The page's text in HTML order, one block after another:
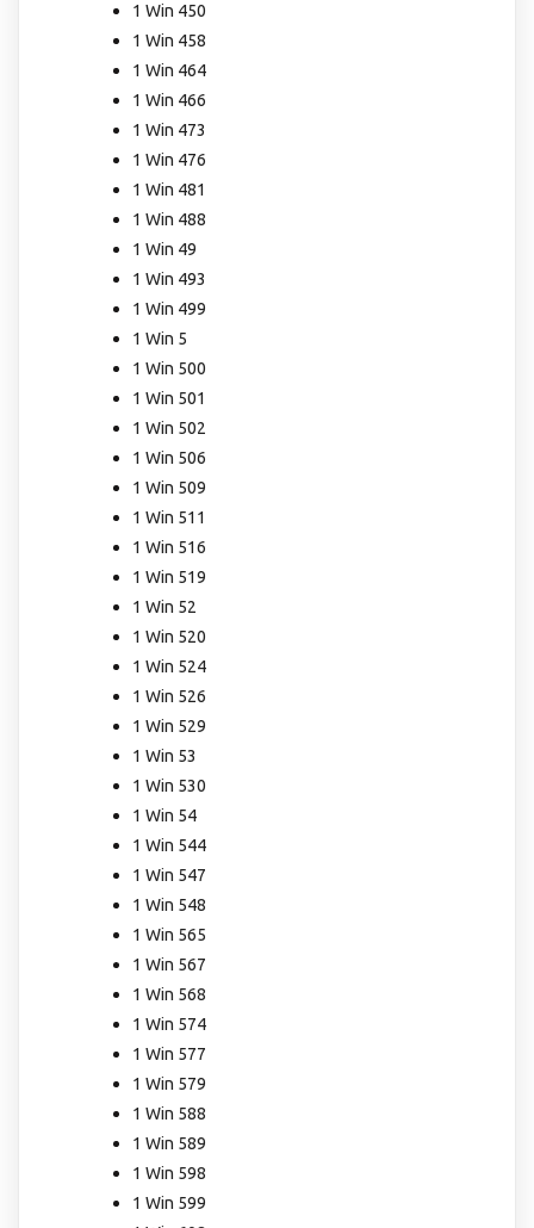
1 Win 450
1 Win 458
1 Win 464
1 Win 466
1 Win 473
1 Win 476
1 Win 481
1 Win 488
1 Win 49
1 Win 493
1 Win 499
1 Win 5
1 Win 500
1 Win 501
1 Win 502
1 Win 506
1 Win 509
1 Win 511
1 Win 516
1 Win 519
1 Win 52
1 Win 520
1 Win 524
1 Win 526
1 Win 529
1 Win 53
1 Win 530
1 Win 54
1 Win 544
1 Win 547
1 Win 548
1 Win 565
1 Win 567
1 Win 568
1 Win 574
1 Win 577
1 Win 579
1 Win 588
1 Win 589
1 Win 598
1 Win 599